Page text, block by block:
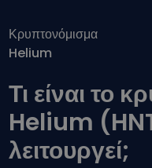
Βρείτε επενδυτικές
Προστέθηκαν πρόσφατα
Τι θα γινόταν αν
...σήμερα θα άξιζαν
Αγοραπωλησία
Αγοράστε 300+
Ανταλλαγή
Πάνω από 1.000
Ευφυή χαρτοφυλάκια
Επενδύστε έξυπνα σε
Κρυπτονόμισμα
Helium
Τι είναι το
Helium
λειτουργεί;